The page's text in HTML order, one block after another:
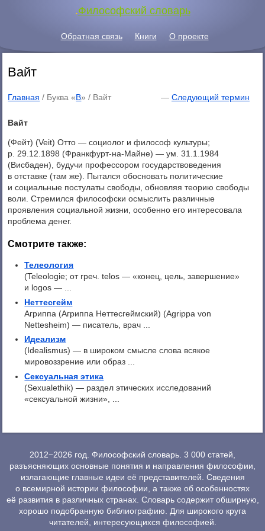
.Философский словарь
Обратная связь Книги О проекте
Вайт
Главная / Буква «В» / Вайт — Следующий термин
Вайт
(Фейт) (Veit) Отто — социолог и философ культуры;
p. 29.12.1898 (Франкфурт-на-Майне) — ум. 31.1.1984
(Висбаден), будучи профессором государствоведения
в отставке (там же). Пытался обосновать политические
и социальные постулаты свободы, обновляя теорию свободы
воли. Стремился философски осмыслить различные
проявления социальной жизни, особенно его интересовала
проблема денег.
Смотрите также:
Телеология
(Teleologie; от греч. telos — «конец, цель, завершение»
и logos — ...
Неттесгейм
Агриппа (Агриппа Неттесгеймский) (Agrippa von
Nettesheim) — писатель, врач ...
Идеализм
(Idealismus) — в широком смысле слова всякое
мировоззрение или образ ...
Сексуальная этика
(Sexualethik) — раздел этических исследований
«сексуальной жизни», ...
2012−2026 год. Философский словарь. 3 000 статей,
разъясняющих основные понятия и направления философии,
излагающие главные идеи её представителей. Сведения
о всемирной истории философии, а также об особенностях
её развития в различных странах. Словарь содержит обширную,
хорошо подобранную библиографию. Для широкого круга
читателей, интересующихся философией.